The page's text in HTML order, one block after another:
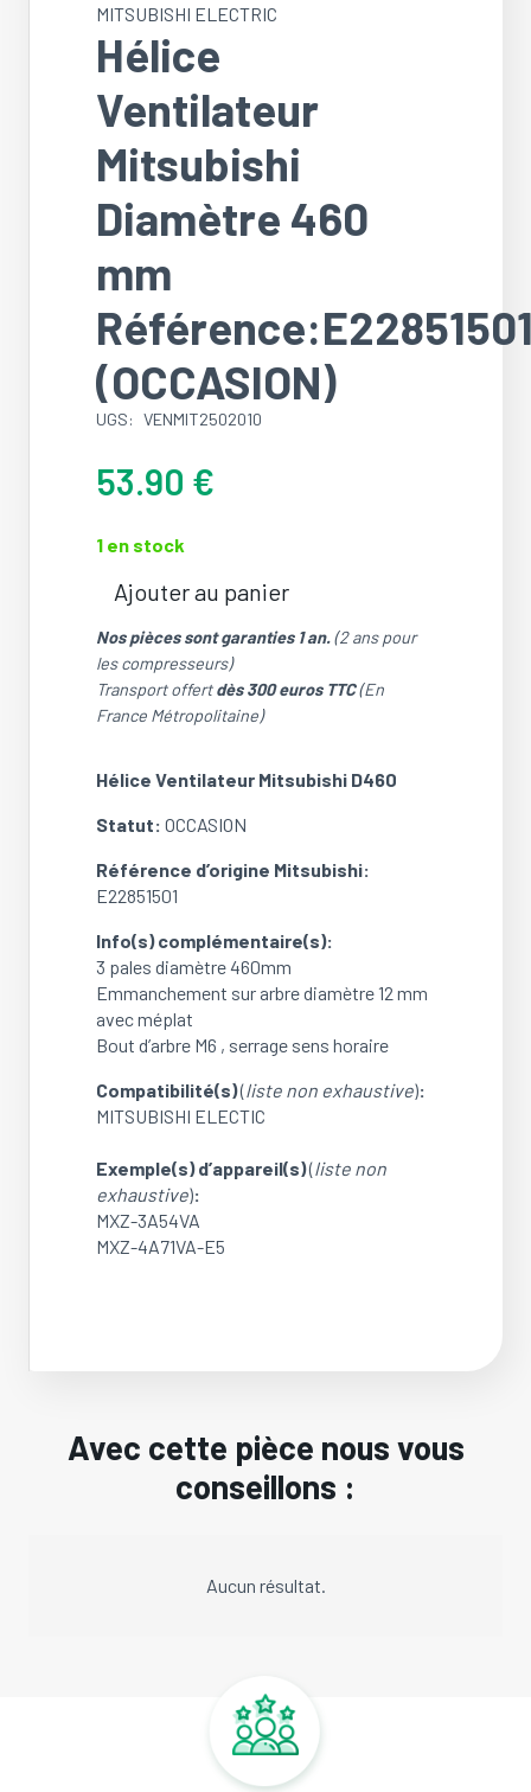
MITSUBISHI ELECTRIC
Hélice
Ventilateur
Mitsubishi
Diamètre 460
mm
(OCCASION)
UGS: VENMIT2502010
53.90 €
1 en stock
quantité
de
Hélice
Ventilateur
Mitsubishi
mm
(OCCASION)
Ajouter au panier
Nos pièces sont garanties 1 an.(2 ans pour
les compresseurs)
Transport offertdès 300 euros TTC(En
France Métropolitaine)
Hélice Ventilateur Mitsubishi D460
Statut: OCCASION
Référence d’origine Mitsubishi:
E22851501
Info(s) complémentaire(s):
3 pales diamètre 460mm
Emmanchement sur arbre diamètre 12 mm
avec méplat
Bout d’arbre M6 , serrage sens horaire
Compatibilité(s)(liste non exhaustive):
MITSUBISHI ELECTIC
Exemple(s) d’appareil(s)(liste non
exhaustive):
MXZ-3A54VA
MXZ-4A71VA-E5
Avec cette pièce nous vous
conseillons :
Aucun résultat.